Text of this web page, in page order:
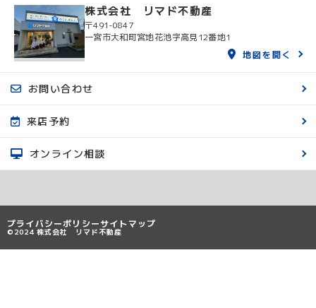
株式会社 リマド不動産
〒491-0847
一宮市大和町宮地花池字高見12番地1
地図を開く
お問い合わせ
来店予約
オンライン相談
プライバシーポリシーサイトマップ
©2024 株式会社 リマド不動産